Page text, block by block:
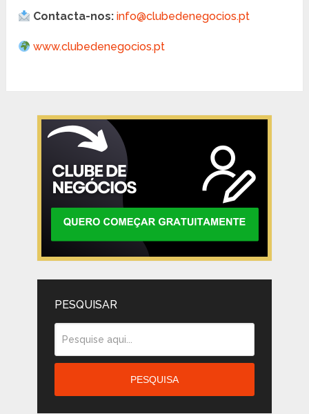
Contacta-nos: info@clubedenegocios.pt
www.clubedenegocios.pt
PESQUISAR
PESQUISA